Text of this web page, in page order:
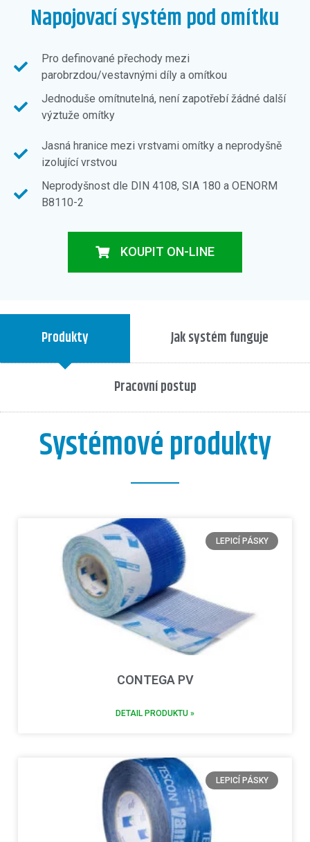
Napojovací systém pod omítku
Pro definované přechody mezi
parobrzdou/vestavnými díly a omítkou
Jednoduše omítnutelná, není zapotřebí žádné další
výztuže omítky
Jasná hranice mezi vrstvami omítky a neprodyšně
izolující vrstvou
Neprodyšnost dle DIN 4108, SIA 180 a OENORM
B8110-2
KOUPIT ON-LINE
Produkty Jak systém funguje
Pracovní postup
Systémové produkty
LEPICÍ PÁSKY
CONTEGA PV
DETAIL PRODUKTU »
LEPICÍ PÁSKY